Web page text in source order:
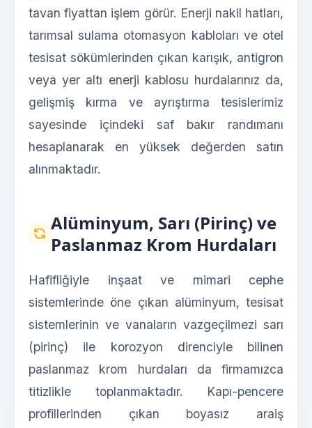
tavan fiyattan işlem görür. Enerji nakil hatları,
tarımsal sulama otomasyon kabloları ve otel
tesisat sökümlerinden çıkan karışık, antigron
veya yer altı enerji kablosu hurdalarınız da,
gelişmiş kırma ve ayrıştırma tesislerimiz
sayesinde içindeki saf bakır randımanı
hesaplanarak en yüksek değerden satın
alınmaktadır.
Alüminyum, Sarı (Pirinç) ve
Paslanmaz Krom Hurdaları
Hafifliğiyle inşaat ve mimari cephe
sistemlerinde öne çıkan alüminyum, tesisat
sistemlerinin ve vanaların vazgeçilmezi sarı
(pirinç) ile korozyon direnciyle bilinen
paslanmaz krom hurdaları da firmamızca
titizlikle toplanmaktadır. Kapı-pencere
profillerinden çıkan boyasız araiş